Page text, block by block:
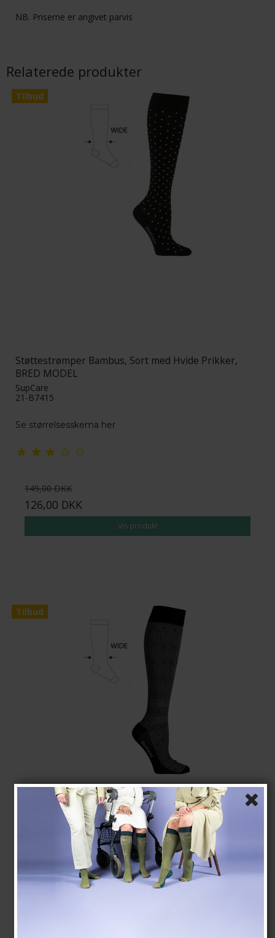
NB. Priserne er angivet parvis
Relaterede produkter
Tilbud
Støttestrømper Bambus, Sort med Hvide Prikker,
BRED MODEL
SupCare
21-B7415
Se størrelsesskema her
149,00 DKK
126,00 DKK
Vis produkt
Tilbud
Støttestrømper Bambus, Sort Marocco Mønster,
BRED MODEL